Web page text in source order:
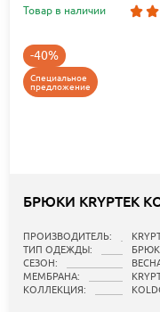
Товар в наличии
-40%
Специальное
предложение
БРЮКИ KRYPTEK
ПРОИЗВОДИТЕЛЬ:
ТИП ОДЕЖДЫ:
СЕЗОН:
МЕМБРАНА:
КОЛЛЕКЦИЯ: